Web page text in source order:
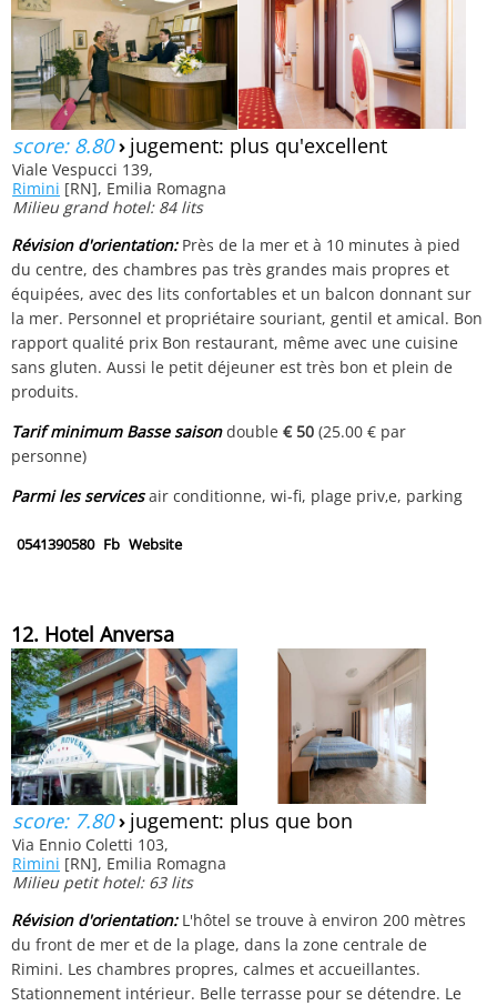
score: 8.80› jugement: plus qu'excellent
Viale Vespucci 139,
Rimini [RN], Emilia Romagna
Milieu grand hotel: 84 lits
Révision d'orientation:Près de la mer et à 10 minutes à pied
du centre, des chambres pas très grandes mais propres et
équipées, avec des lits confortables et un balcon donnant sur
la mer. Personnel et propriétaire souriant, gentil et amical. Bon
rapport qualité prix Bon restaurant, même avec une cuisine
sans gluten. Aussi le petit déjeuner est très bon et plein de
produits.
Tarif minimum Basse saisondouble€ 50 (25.00 € par
personne)
Parmi les servicesair conditionne, wi-fi, plage priv‚e, parking
0541390580 Fb Website
12. Hotel Anversa
score: 7.80› jugement: plus que bon
Via Ennio Coletti 103,
Rimini [RN], Emilia Romagna
Milieu petit hotel: 63 lits
Révision d'orientation:L'hôtel se trouve à environ 200 mètres
du front de mer et de la plage, dans la zone centrale de
Rimini. Les chambres propres, calmes et accueillantes.
Stationnement intérieur. Belle terrasse pour se détendre. Le